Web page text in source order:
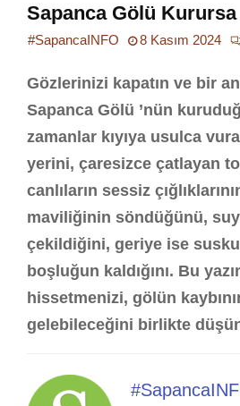
Sapanca Gölü
#SapancaINFO 8 Kasım 2024
Gözlerinizi kapatın ve bir
Sapanca Gölü ’nün
zamanlar kıyıya usulca
yerini, çaresizce çatlayan
canlıların sessiz
maviliğinin söndüğünü,
çekildiğini, geriye ise
boşluğun kaldığını. Bu
hissetmenizi, gölün
gelebileceğini birlikte